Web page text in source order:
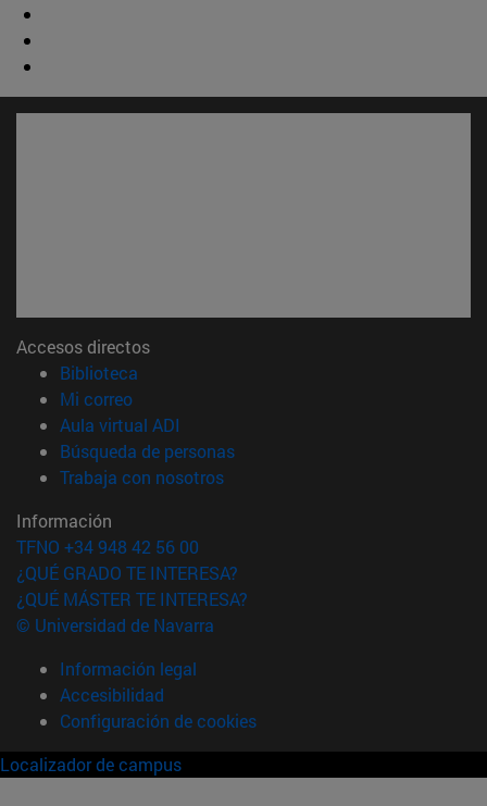
Accesos directos
Biblioteca
Mi correo(abre en nueva ventana)
Aula virtual ADI
Búsqueda de personas(abre en nueva ventana)
Trabaja con nosotros(abre en nueva ventana)
Información
TFNO +34 948 42 56 00
¿QUÉ GRADO TE INTERESA?
¿QUÉ MÁSTER TE INTERESA?
© Universidad de Navarra
Información legal
Accesibilidad
Configuración de cookies
Localizador de campus